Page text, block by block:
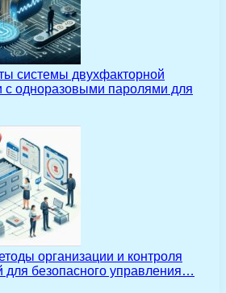
системы двухфакторной
с одноразовыми паролями для
организации и контроля
для безопасного управления…